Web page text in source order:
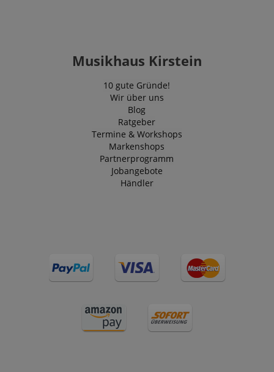
Musikhaus Kirstein
10 gute Gründe!
Wir über uns
Blog
Ratgeber
Termine & Workshops
Markenshops
Partnerprogramm
Jobangebote
Händler